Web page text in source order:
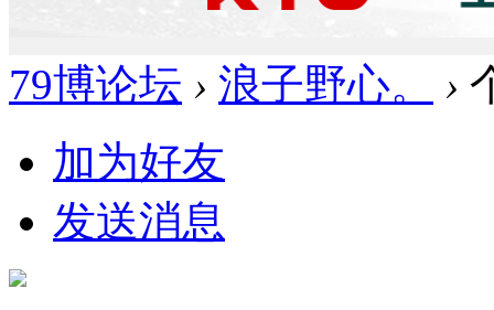
79博论坛 › 浪子野心。 ›
加为好友
发送消息